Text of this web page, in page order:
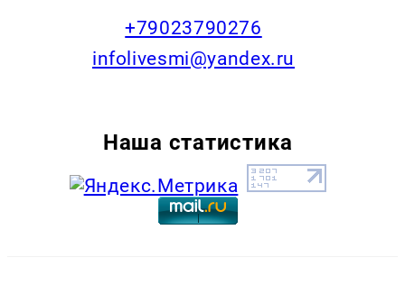
+79023790276
infolivesmi@yandex.ru
Наша статистика